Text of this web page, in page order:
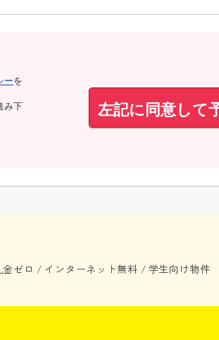
ーを
み下
左記に同意して
ゼロ / インターネット無料 / 学生向け物件